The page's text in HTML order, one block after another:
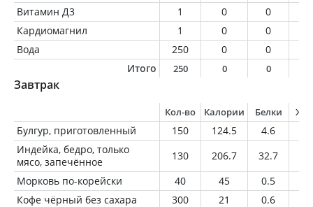
Витамин Д3 1 0 0
Кардиомагнил
1 0 0
Вода
250 0 0
Итого
250 0 0
Завтрак
Кол-во Калории Белки
Булгур, приготовленный 150 124.5 4.6
Индейка, бедро, только
мясо, запечённое
130 206.7 32.7
Морковь по-корейски
40 45 0.5
Кофе чёрный без сахара
300 21 0.6